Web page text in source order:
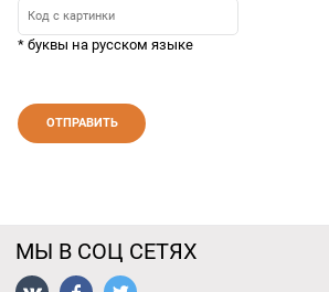
* буквы на русском языке
МЫ В СОЦ СЕТЯХ